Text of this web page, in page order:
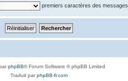
premiers caractères des messages
phpBB® Forum Software © phpBB Limited
Traduit parphpBB-fr.com